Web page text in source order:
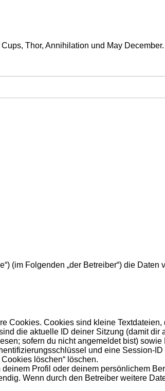
Thor, Annihilation und May December.
(im Folgenden „der Betreiber“) die
Cookies. Cookies sind kleine
die aktuelle ID deiner Sitzung (damit
sofern du nicht angemeldet bist)
und eine Session-
löschen“ löschen.
Profil oder deinem persönlichem
Wenn durch den Betreiber weitere